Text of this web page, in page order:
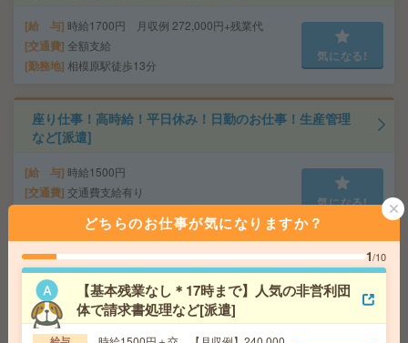
給 与 時給1700円 月収例 272,000円+残業代
交通費 全額支給
勤務地 相模原駅徒歩13分
気になる!
座り仕事！高時給！平日休み！日勤のお仕事！生産管理
など[派遣]
給 与 時給1500円
交通費 交通費支給有り
気になる!
正社員予定＊年収700万から800万円＊週1から2日在宅！
救命胴衣メーカーで事務[正社員への紹介予定派遣]
給 与
時給2300円～2500円＋交 【月収例】356,5
00円～ ■給与の前払いが可能な速払いサービスあり
どちらのお仕事が気になりますか？
1/10
【基本残業なし＊17時まで】人気の非営利団
体で請求書処理など[派遣]